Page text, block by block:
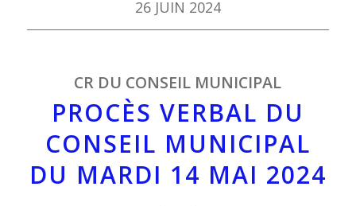
26 JUIN 2024
CR DU CONSEIL MUNICIPAL
PROCÈS VERBAL DU
CONSEIL MUNICIPAL
DU MARDI 14 MAI 2024